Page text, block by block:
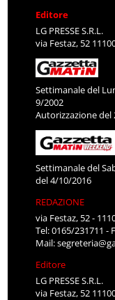
Editore
LG PRESSE S.R.L.
via Festaz, 52
Settimanale del
9/2002
Autorizzazione del
Settimanale del
del 4/10/2016
REDAZIONE
via Festaz, 52 -
Tel: 0165/231711 -
Mail:
Editore
LG PRESSE S.R.L.
via Festaz, 52